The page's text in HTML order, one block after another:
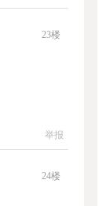
23楼
举报
24楼